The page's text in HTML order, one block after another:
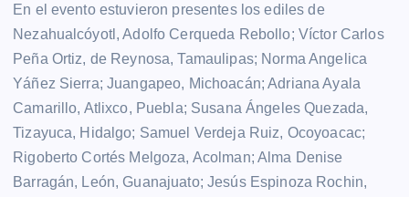
En el evento estuvieron presentes los ediles de
Nezahualcóyotl, Adolfo Cerqueda Rebollo; Víctor Carlos
Peña Ortiz, de Reynosa, Tamaulipas; Norma Angelica
Yáñez Sierra; Juangapeo, Michoacán; Adriana Ayala
Camarillo, Atlixco, Puebla; Susana Ángeles Quezada,
Tizayuca, Hidalgo; Samuel Verdeja Ruiz, Ocoyoacac;
Rigoberto Cortés Melgoza, Acolman; Alma Denise
Barragán, León, Guanajuato; Jesús Espinoza Rochin,